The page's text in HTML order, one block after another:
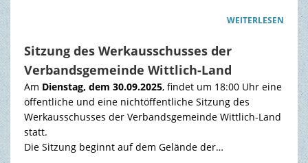
WEITERLESEN
Sitzung des Werkausschusses der
Verbandsgemeinde Wittlich-Land
Am Dienstag, dem 30.09.2025, findet um 18:00 Uhr eine
öffentliche und eine nichtöffentliche Sitzung des
Werkausschusses der Verbandsgemeinde Wittlich-Land
statt.
Die Sitzung beginnt auf dem Gelände der…